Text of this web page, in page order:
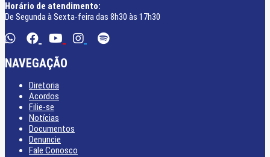
Horário de atendimento:
De Segunda à Sexta-feira das 8h30 às 17h30
NAVEGAÇÃO
Diretoria
Acordos
Filie-se
Notícias
Documentos
Denuncie
Fale Conosco